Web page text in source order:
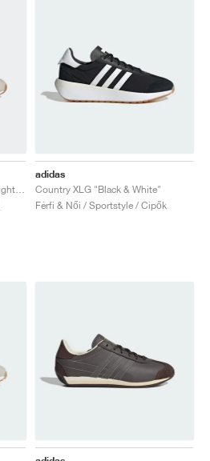
adidas
Country XLG "Black & White"
Férfi & Női / Sportstyle / Cipők